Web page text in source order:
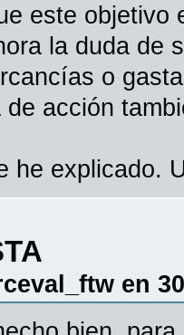
este objetivo
la duda de
o
de acción
he explicado.
en